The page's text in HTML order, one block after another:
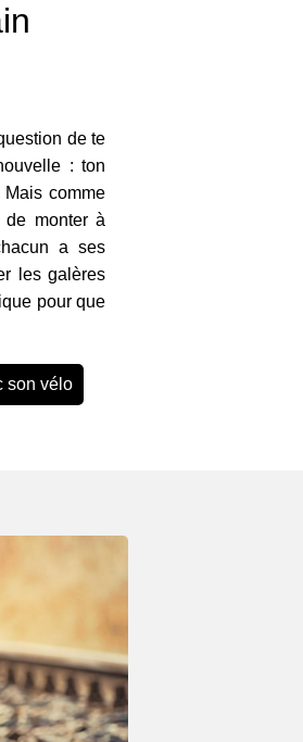
de te
: ton
comme
de monter à
a ses
les galères
pour que
son vélo